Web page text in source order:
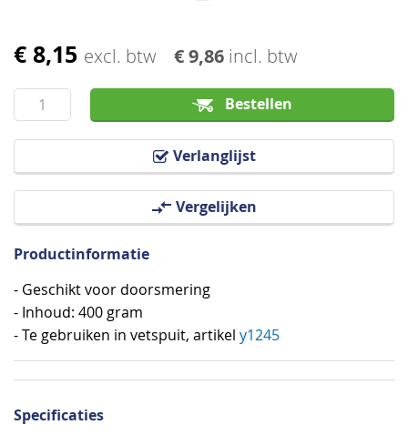
€ 8,15 excl. btw € 9,86 incl. btw
Bestellen
Verlanglijst
Vergelijken
Ga
het
begin
van
Productinformatie
- Geschikt voor doorsmering
- Inhoud: 400 gram
- Te gebruiken in vetspuit, artikel y1245
Specificaties